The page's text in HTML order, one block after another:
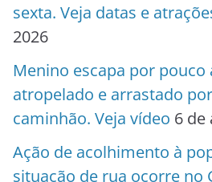
sexta. Veja datas e
2026
Menino escapa por pouco
atropelado e arrastado por
caminhão. Veja vídeo 6 de
Ação de acolhimento à
situação de rua ocorre no